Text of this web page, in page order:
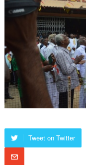
Tweet on Twitter